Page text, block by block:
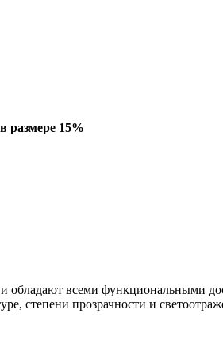
размере 15%
обладают всеми функциональными
степени прозрачности и